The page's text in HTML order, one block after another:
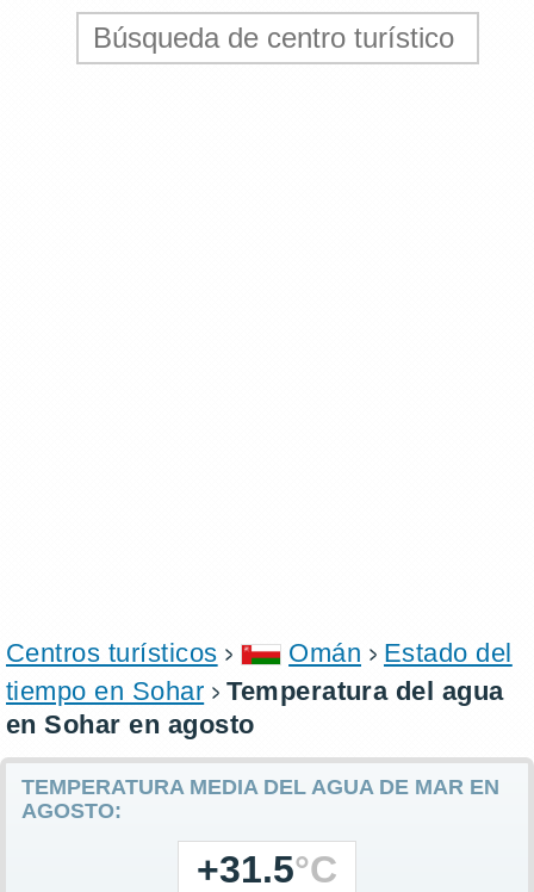
Centros turísticos Omán
Estado del
tiempo en Sohar
Temperatura del agua
en Sohar en agosto
TEMPERATURA MEDIA DEL AGUA DE MAR EN
AGOSTO:
+31.5°C